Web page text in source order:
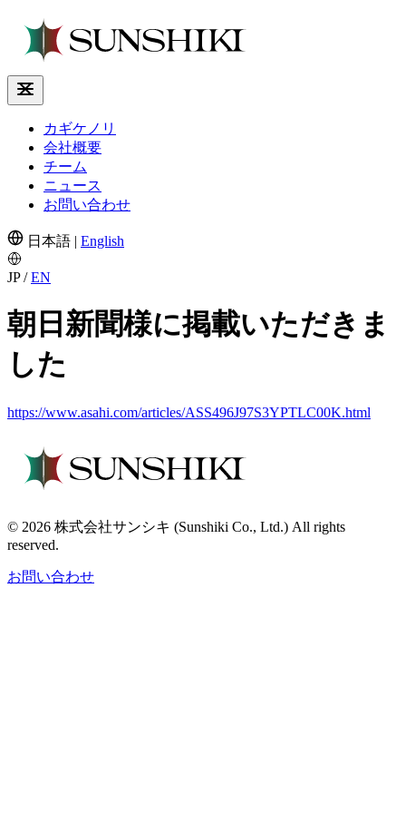
カギケノリ
会社概要
チーム
ニュース
お問い合わせ
日本語 | English
JP / EN
朝日新聞様に掲載いただきま
した
https://www.asahi.com/articles/ASS496J97S3YPTLC00K.html
© 2026 株式会社サンシキ (Sunshiki Co., Ltd.) All rights
reserved.
お問い合わせ